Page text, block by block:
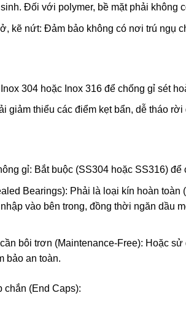
Đối với polymer, bề mặt phải không
kẽ nứt: Đảm bảo không có nơi trú ngụ
304 hoặc Inox 316 để chống gỉ sét
giảm thiểu các điểm kẹt bẩn, dễ tháo rời
gỉ: Bắt buộc (SS304 hoặc SS316) để
Bearings): Phải là loại kín hoàn
vào bên trong, đồng thời ngăn dầu
bôi trơn (Maintenance-Free): Hoặc
bảo an toàn.
chắn (End Caps):